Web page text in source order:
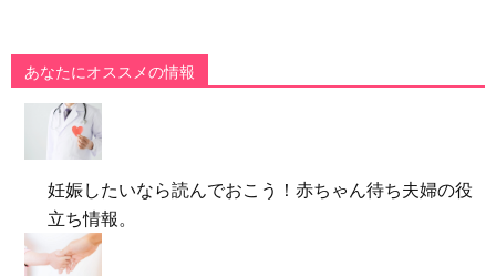
あなたにオススメの情報
妊娠したいなら読んでおこう！赤ちゃん待ち夫婦の役
立ち情報。